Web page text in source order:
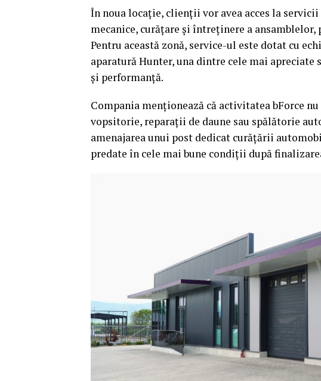
În noua locație, clienții vor avea acces la
mecanice, curățare și întreținere a
Pentru această zonă, service-ul este dotat cu
aparatură Hunter, una dintre cele mai
și performanță.
Compania menționează că activitatea bForce
vopsitorie, reparații de daune sau spălătorie
amenajarea unui post dedicat curățării
predate în cele mai bune condiții după